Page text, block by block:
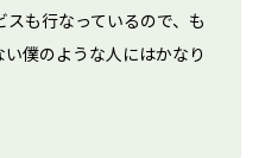
も行なっているので、も
僕のような人にはかなり